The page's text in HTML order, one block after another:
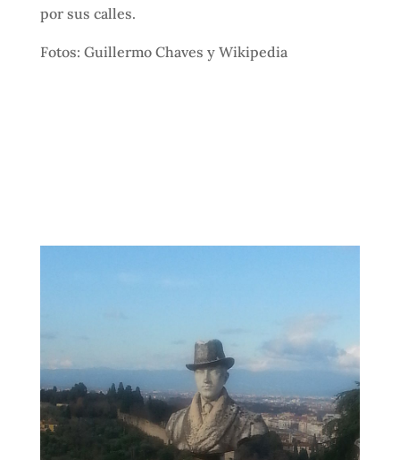
por sus calles.
Fotos: Guillermo Chaves y Wikipedia